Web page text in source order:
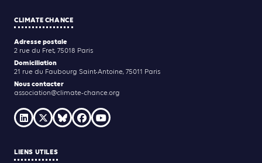
CLIMATE CHANCE
Adresse postale
2 rue du Fret, 75018 Paris
Domiciliation
21 rue du Faubourg Saint-Antoine, 75011 Paris
Nous contacter
association@climate-chance.org
LIENS UTILES